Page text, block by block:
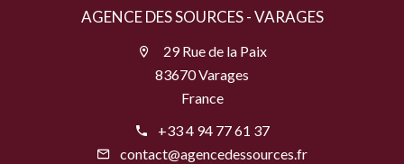
AGENCE DES SOURCES - VARAGES
29 Rue de la Paix
83670 Varages
France
+33 4 94 77 61 37
contact@agencedessources.fr